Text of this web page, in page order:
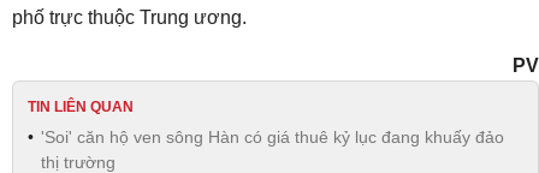
phố trực thuộc Trung ương.
PV
TIN LIÊN QUAN
'Soi' căn hộ ven sông Hàn có giá thuê kỷ lục đang khuấy đảo
thị trường